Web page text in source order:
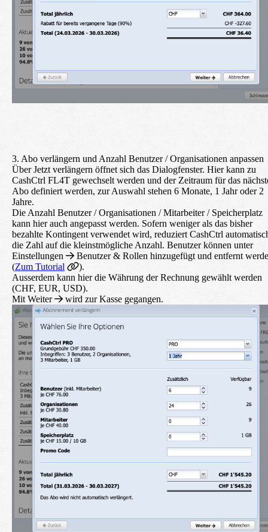
3. Abo verlängern und Anzahl Benutzer / Organisationen anpassen
ÜberJetzt verlängern öffnet sich das Dialogfenster. Hier kann zu
CashCtrl FL4T gewechselt werden und der Zeitraum für das
Abo definiert werden, zur Auswahl stehen 6 Monate, 1 Jahr oder 2
Jahre.
Die Anzahl Benutzer / Organisationen / Mitarbeiter / Speicherplatz
kann hier auch angepasst werden. Sofern weniger als das bisher
bezahlte Kontingent verwendet wird, reduziert CashCtrl
die Zahl auf die kleinstmögliche Anzahl. Benutzer können unter
Einstellungen
Benutzer & Rollen hinzugefügt und entfernt
(Zum Tutorial
).
Ausserdem kann hier die Währung der Rechnung gewählt werden
(CHF, EUR, USD).
Mit Weiter wird zur Kasse gegangen.